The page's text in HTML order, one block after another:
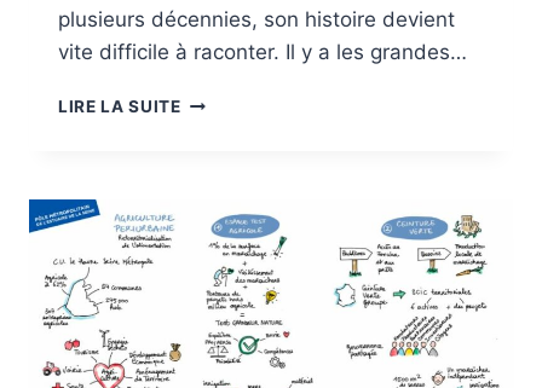
plusieurs décennies, son histoire devient
vite difficile à raconter. Il y a les grandes…
LIRE LA SUITEUNE
D’UNE
ORGANISATION